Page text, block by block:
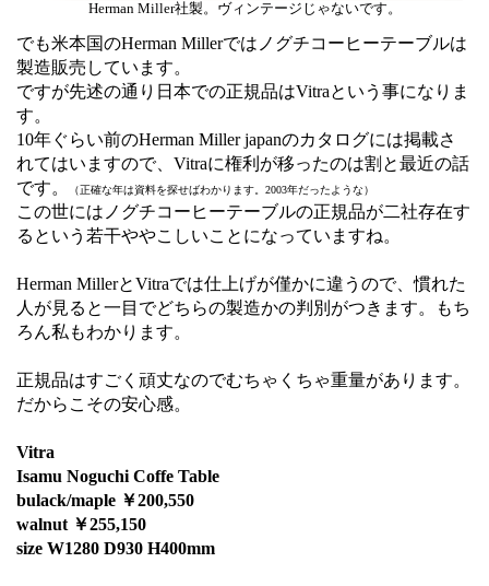
Herman Miller社製。ヴィンテージじゃないです。
でも米本国のHerman Millerではノグチコーヒーテーブルは
製造販売しています。
ですが先述の通り日本での正規品はVitraという事になりま
す。
10年ぐらい前のHerman Miller japanのカタログには掲載さ
れてはいますので、Vitraに権利が移ったのは割と最近の話
です。
（正確な年は資料を探せばわかります。2003年だったような）
この世にはノグチコーヒーテーブルの正規品が二社存在す
るという若干ややこしいことになっていますね。
Herman MillerとVitraでは仕上げが僅かに違うので、慣れた
人が見ると一目でどちらの製造かの判別がつきます。もち
ろん私もわかります。
正規品はすごく頑丈なのでむちゃくちゃ重量があります。
だからこその安心感。
Vitra
Isamu Noguchi Coffe Table
bulack/maple ￥200,550
walnut ￥255,150
size W1280 D930 H400mm